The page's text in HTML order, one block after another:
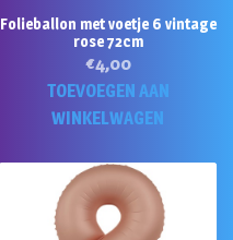
Folieballon met voetje 6 vintage
rose 72cm
€4,00
TOEVOEGEN AAN
WINKELWAGEN